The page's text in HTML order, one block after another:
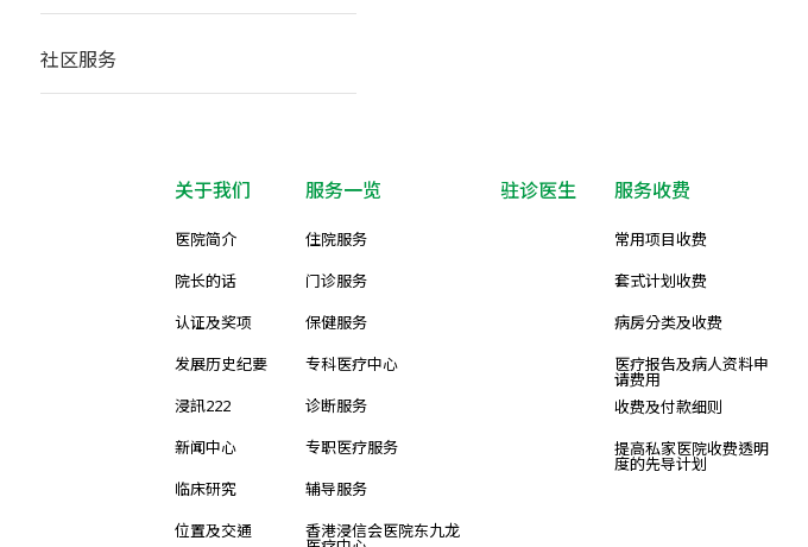
社区服务
关于我们
医院简介
院长的话
认证及奖项
发展历史纪要
浸訊222
新闻中心
临床研究
位置及交通
服务一览
住院服务
门诊服务
保健服务
专科医疗中心
诊断服务
专职医疗服务
辅导服务
香港浸信会医院东九龙
驻诊医生 服务收费
常用项目收费
套式计划收费
病房分类及收费
医疗报告及病人资料申
请费用
收费及付款细则
提高私家医院收费透明
度的先导计划